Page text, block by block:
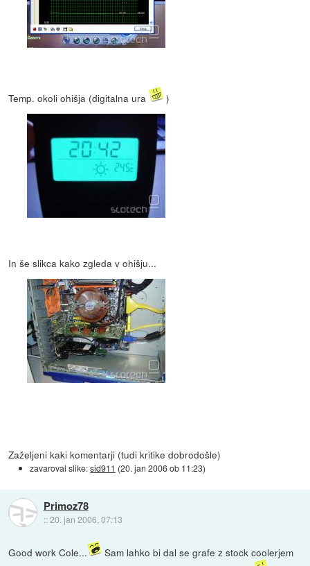
Temp. okoli ohišja (digitalna ura )
In še slikca kako zgleda v ohišju...
Zaželjeni kaki komentarji (tudi kritike dobrodošle)
zavaroval slike:sid911 (20. jan 2006 ob 11:23)
Primoz78
::20. jan 2006, 07:13
Good work Cole...
Sam lahko bi dal se grafe z stock coolerjem